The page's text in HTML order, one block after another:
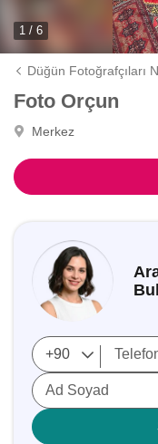
1 / 6
Düğün Fotoğrafçıları
Foto Orçun
Merkez
Ad Soyad